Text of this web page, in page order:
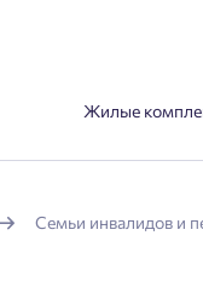
Жилые
Семьи инвалидов и